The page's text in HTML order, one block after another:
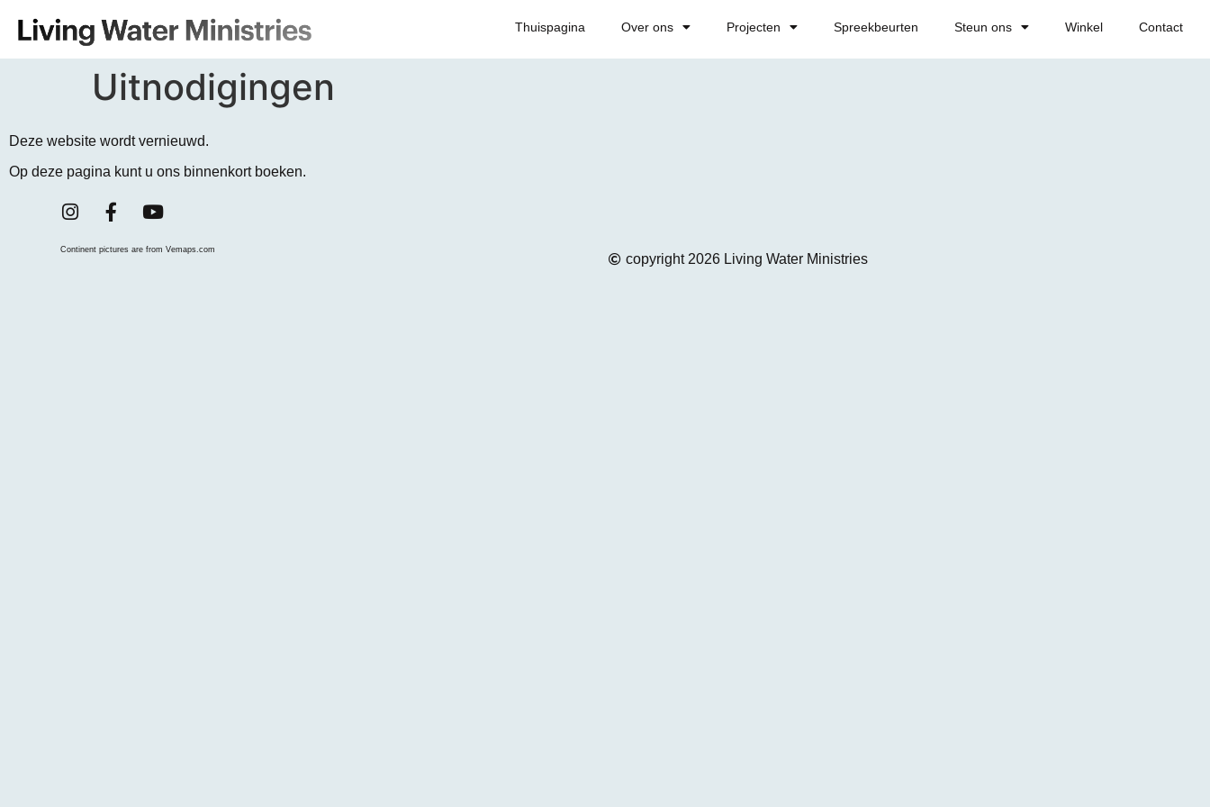
Thuispagina Over ons Projecten Spreekbeurten Steun ons Winkel Contact
Uitnodigingen
Deze website wordt vernieuwd.
Op deze pagina kunt u ons binnenkort boeken.
Continent pictures are from Vemaps.com
copyright 2026 Living Water Ministries